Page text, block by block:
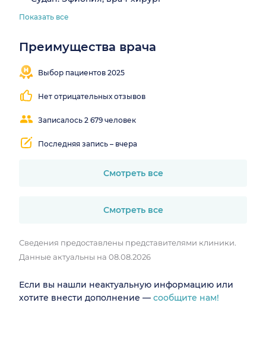
Показать все
Преимущества врача
Выбор пациентов 2025
Нет отрицательных отзывов
Записалось 2 679 человек
Последняя запись – вчера
Бережный
лечению
Смотреть все
Смотреть все
Сведения предоставлены представителями клиники.
Данные актуальны на 08.08.2026
Если вы нашли неактуальную информацию или
хотите внести дополнение — сообщите нам!